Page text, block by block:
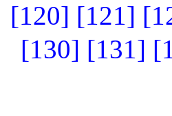
[120] [121]
[130] [131]